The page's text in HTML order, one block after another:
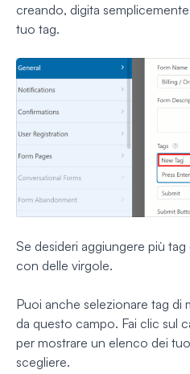
creando, digita
tuo tag.
Se desideri aggiungere più
con delle virgole.
Puoi anche selezionare tag di
da questo campo. Fai clic sul
per mostrare un elenco dei
scegliere.